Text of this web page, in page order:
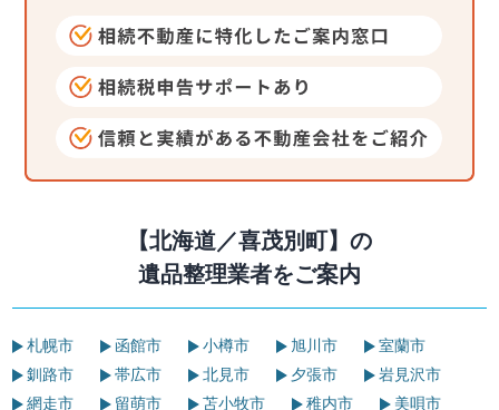
【北海道／喜茂別町】の
遺品整理業者をご案内
札幌市 函館市 小樽市 旭川市
室蘭市
釧路市
帯広市 北見市 夕張市
岩見沢市
網走市
留萌市 苫小牧市 稚内市
美唄市